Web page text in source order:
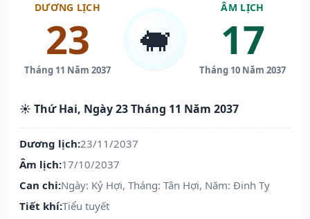
DƯƠNG LỊCH
23
Tháng 11 Năm 2037
🐖
ÂM LỊCH
17
Tháng 10 Năm 2037
☀️ Thứ Hai, Ngày 23 Tháng 11 Năm 2037
Dương lịch:23/11/2037
Âm lịch:17/10/2037
Can chi:Ngày: Kỷ Hợi, Tháng: Tân Hợi, Năm: Đinh Tỵ
Tiết khí:Tiểu tuyết